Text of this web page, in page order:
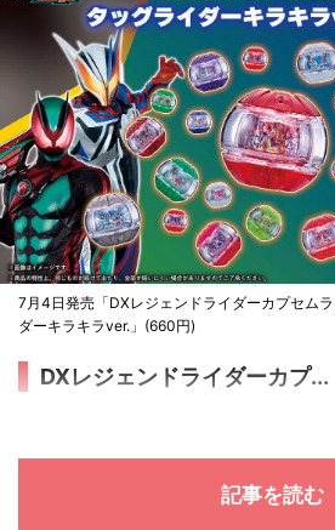
7月4日発売「DXレジェンドライダーカプセム
ダーキラキラver.」(660円)
DXレジェンドライダーカプ...
記事を読む